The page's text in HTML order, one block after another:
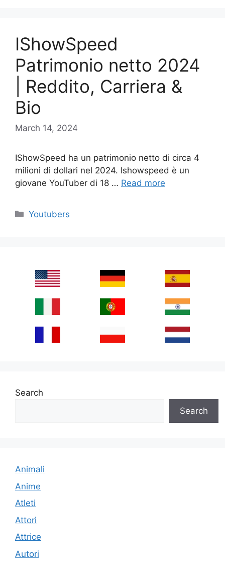
IShowSpeed
Patrimonio netto 2024
| Reddito, Carriera &
Bio
March 14, 2024
IShowSpeed ha un patrimonio netto di circa 4
milioni di dollari nel 2024. Ishowspeed è un
giovane YouTuber di 18 … Read more
Categories
Youtubers
Search
Search
Animali
Anime
Atleti
Attori
Attrice
Autori